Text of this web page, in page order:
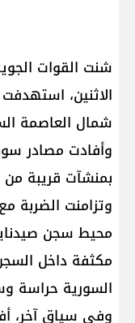
شنت القوات
الاثنين،
شمال العاصمة
وأفادت مصادر
بمنشآت قريبة
وتزامنت الضربة
محيط سجن
مكثفة داخل
السورية حراسة
وفي سياق آخر،